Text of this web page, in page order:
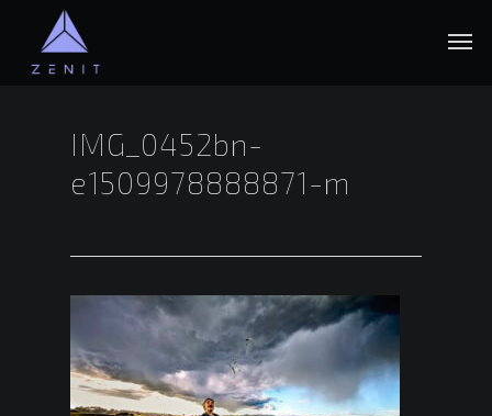
contingut
principal
IMG_0452bn-
e1509978888871-m